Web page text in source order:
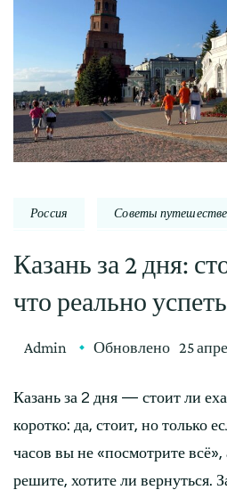
Россия Советы
Казань за 2 дня:
что реально
Admin Обновлено 25
Казань за 2 дня — стоит ли
коротко: да, стоит, но только
часов вы не «посмотрите всё»,
решите, хотите ли вернуться.